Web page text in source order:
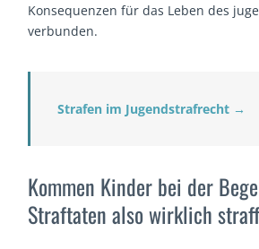
Konsequenzen für das Leben des
verbunden.
Strafen im Jugendstrafrecht →
Kommen Kinder bei der
Straftaten also wirklich